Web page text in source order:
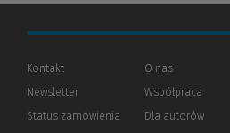
Kontakt
Newsletter
Status zamówienia
O nas
Współpraca
Dla autorów(Nowe
(Link